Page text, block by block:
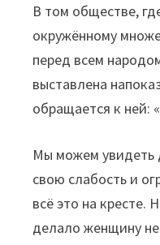
В том обществе,
окружённому
перед всем
выставлена
обращается к ней:
Мы можем увидеть
свою слабость и
всё это на
делало женщину